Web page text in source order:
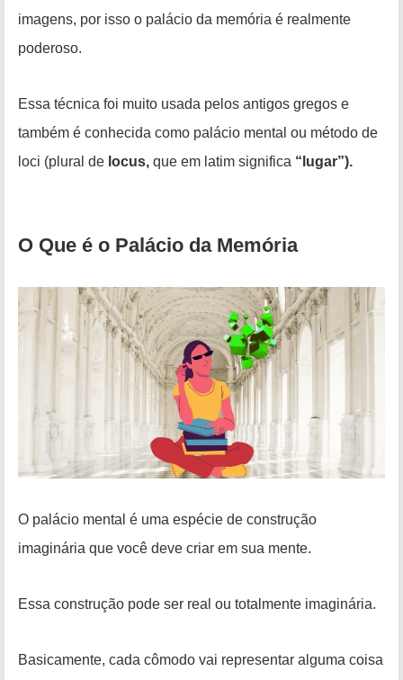
imagens, por isso o palácio da memória é realmente
poderoso.
Essa técnica foi muito usada pelos antigos gregos e
também é conhecida como palácio mental ou método de
loci (plural de locus, que em latim significa “lugar”).
O Que é o Palácio da Memória
O palácio mental é uma espécie de construção
imaginária que você deve criar em sua mente.
Essa construção pode ser real ou totalmente imaginária.
Basicamente, cada cômodo vai representar alguma coisa